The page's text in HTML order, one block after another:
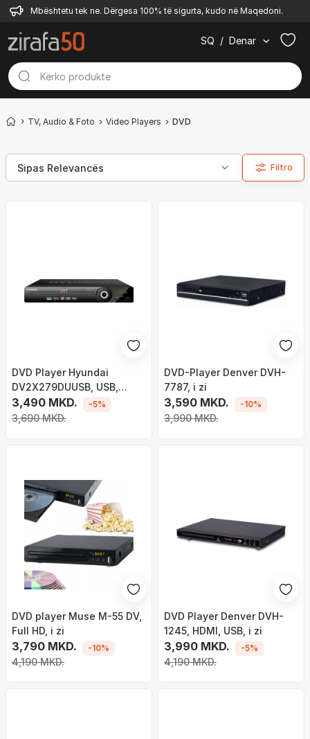
Mbështetu tek ne. Dërgesa 100% të sigurta, kudo në Maqedoni.
SQ / Denar
TV, Audio & Foto Video Players DVD
Filtro
DVD Player Hyundai
DV2X279DUUSB, USB,
Dolby Digital 2.0, i zi
3,490 MKD.
3,690 MKD.
-5%
DVD-Player Denver DVH-
7787, i zi
3,590 MKD.
3,990 MKD.
-10%
DVD player Muse M-55 DV,
Full HD, i zi
3,790 MKD.
4,190 MKD.
-10%
DVD Player Denver DVH-
1245, HDMI, USB, i zi
3,990 MKD.
4,190 MKD.
-5%